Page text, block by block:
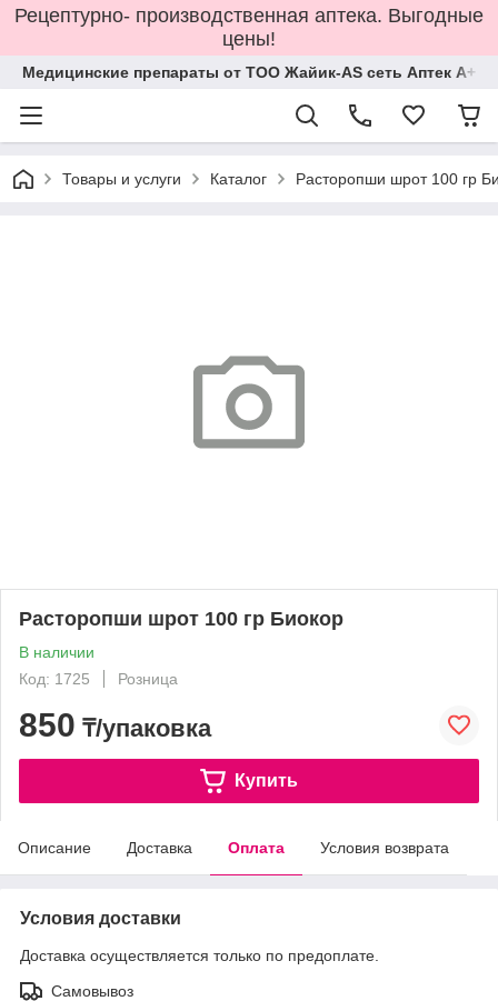
Рецептурно- производственная аптека. Выгодные
цены!
Медицинские препараты от ТОО Жайик-AS сеть Аптек А+
Товары и услуги Каталог Расторопши шрот 100 гр
Расторопши шрот 100 гр Биокор
В наличии
Код: 1725
Розница
850 ₸/упаковка
Купить
Описание Доставка Оплата Условия возврата
Условия доставки
Доставка осуществляется только по предоплате.
Самовывоз